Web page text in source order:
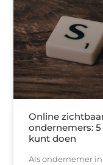
Online
ondernemers:
kunt doen
Als ondernemer